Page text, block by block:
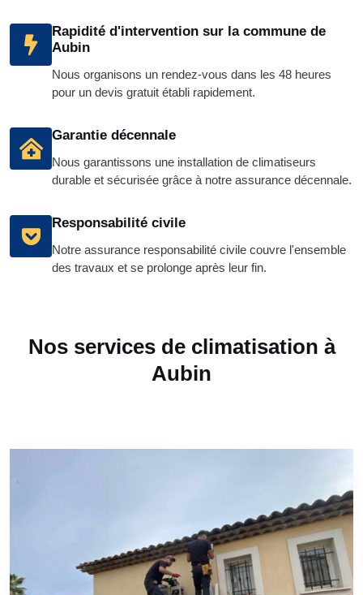
Rapidité d'intervention sur la commune de
Aubin
Nous organisons un rendez-vous dans les 48 heures
pour un devis gratuit établi rapidement.
Garantie décennale
Nous garantissons une installation de climatiseurs
durable et sécurisée grâce à notre assurance décennale.
Responsabilité civile
Notre assurance responsabilité civile couvre l'ensemble
des travaux et se prolonge après leur fin.
Nos services de climatisation à
Aubin